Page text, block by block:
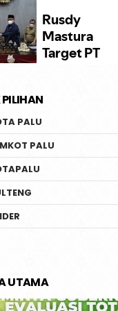
Jadi Wakil
Tanpa Pramuka
PALU
PALU
UTAMA